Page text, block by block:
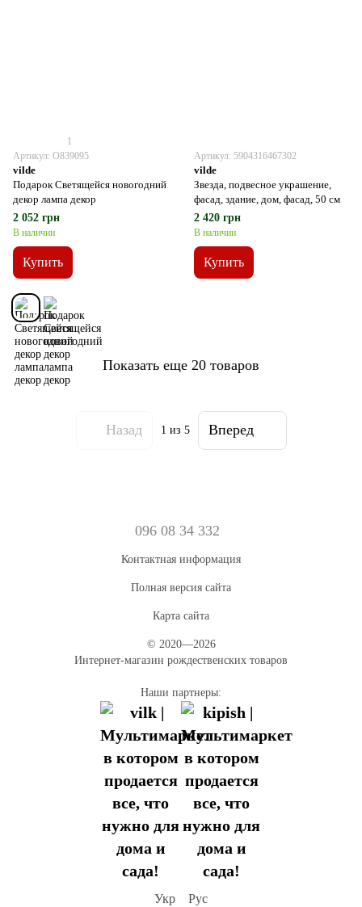
1
Артикул: О839095
vilde
Подарок Светящейся новогодний
декор лампа декор
2 052 грн
В наличии
Купить
Артикул: 5904316467302
vilde
Звезда, подвесное украшение,
фасад, здание, дом, фасад, 50 см
2 420 грн
В наличии
Купить
Показать еще 20 товаров
Назад 1 из 5 Вперед
096 08 34 332
Контактная информация
Полная версия сайта
Карта сайта
© 2020—2026
Интернет-магазин рождественских товаров
Наши партнеры:
Укр Рус